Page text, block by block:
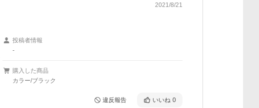
2021/8/21
投稿者情報
-
購入した商品
カラー/ブラック
違反報告 いいね 0